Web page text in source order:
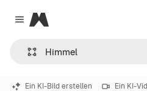
Close menu
Magnific
Ein KI-Bild erstellen Ein KI-